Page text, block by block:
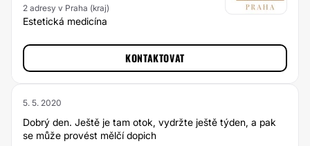
2 adresy v Praha (kraj)
Estetická medicína
KONTAKTOVAT
5. 5. 2020
Dobrý den. Ještě je tam otok, vydržte ještě týden, a pak
se může provést mělčí dopich